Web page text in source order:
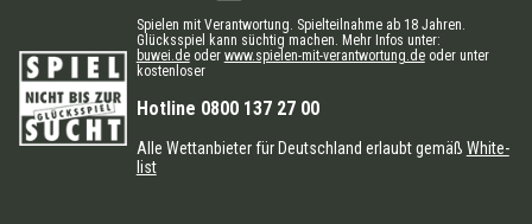
Spielen mit Verantwortung. Spielteilnahme ab 18 Jahren.
Glücksspiel kann süchtig machen. Mehr Infos unter:
buwei.deoder www.spielen-mit-verantwortung.deoder unter
kostenloser
Hotline 0800 137 27 00
Alle Wettanbieter für Deutschland erlaubt gemäß White-
list